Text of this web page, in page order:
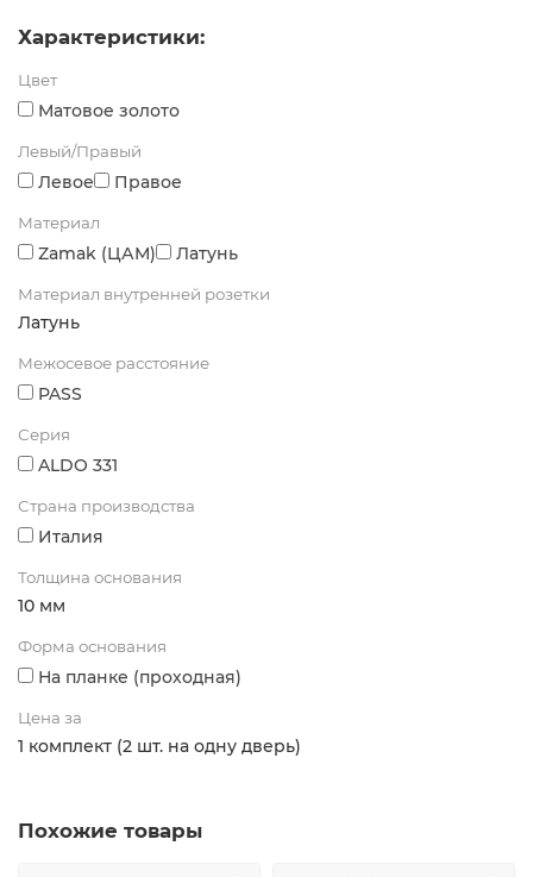
Характеристики:
Цвет
Матовое золото
Левый/Правый
Левое Правое
Материал
Zamak (ЦАМ) Латунь
Материал внутренней розетки
Латунь
Межосевое расстояние
PASS
Серия
ALDO 331
Страна производства
Италия
Толщина основания
10 мм
Форма основания
На планке (проходная)
Цена за
1 комплект (2 шт. на одну дверь)
Похожие товары